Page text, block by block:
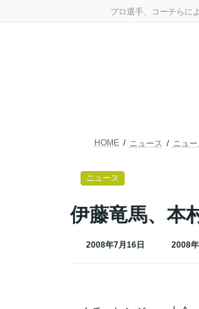
プロ選手、コーチらに
ニュース
伊藤竜馬、本
2008年7月16日
最
2008
HOME ニュース ニュー